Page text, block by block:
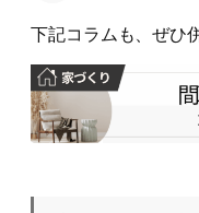
下記コラムも、ぜひ